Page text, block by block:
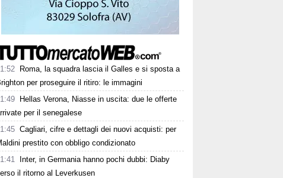
Roma, la squadra lascia il Galles e si sposta a
per proseguire il ritiro: le immagini
Hellas Verona, Niasse in uscita: due le offerte
per il senegalese
Cagliari, cifre e dettagli dei nuovi acquisti: per
prestito con obbligo condizionato
Inter, in Germania hanno pochi dubbi: Diaby
il ritorno al Leverkusen